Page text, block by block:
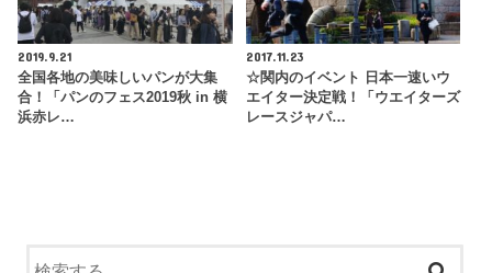
2019.9.21
全国各地の美味しいパンが大集
合！「パンのフェス2019秋 in 横
浜赤レ…
2017.11.23
☆関内のイベント 日本一速いウ
エイター決定戦！「ウエイターズ
レースジャパ…